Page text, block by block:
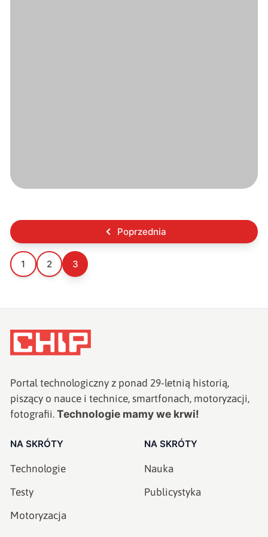
Poprzednia
1 2 3
Portal technologiczny z ponad 29-letnią historią,
piszący o nauce i technice, smartfonach, motoryzacji,
fotografii. Technologie mamy we krwi!
NA SKRÓTY
Technologie
Testy
Motoryzacja
NA SKRÓTY
Nauka
Publicystyka